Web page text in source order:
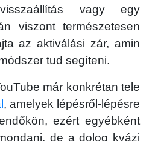
vagy egy
viszont természetesen
az aktiválási zár, amin
tud segíteni.
már konkrétan tele
, amelyek lépésről-lépésre
ezért egyébként
de a dolog kvázi